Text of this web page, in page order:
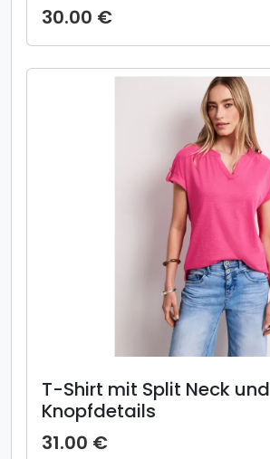
30.00 €
T-Shirt mit Split Neck und
Knopfdetails
31.00 €